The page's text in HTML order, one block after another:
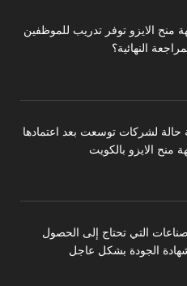
منح الايزو توفر تدريب للموظفين
النهائية؟
حالة لشركات توسعت بعد اعتمادها
منح الايزو بالكويت
التي تحتاج إلى الحصول
الجودة بشكل عاجل